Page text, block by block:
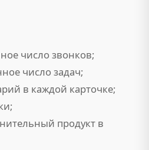
число звонков;
число задач;
в каждой карточке;
продукт в